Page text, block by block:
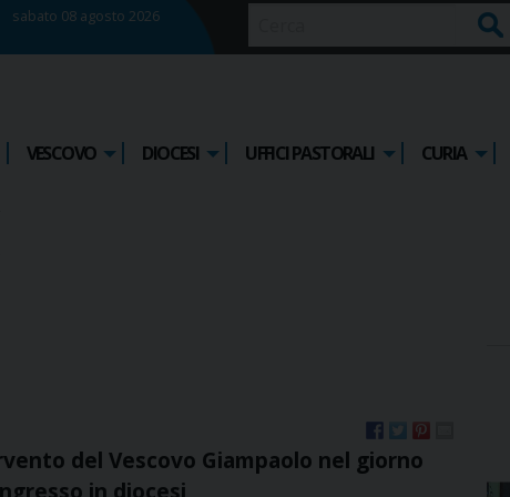
sabato 08 agosto 2026 Cerca
VESCOVO DIOCESI UFFICI PASTORALI CURIA
del Vescovo Giampaolo nel giorno
in diocesi